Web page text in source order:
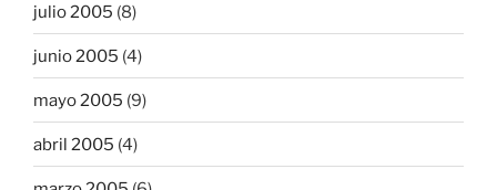
julio 2005 (8)
junio 2005 (4)
mayo 2005 (9)
abril 2005 (4)